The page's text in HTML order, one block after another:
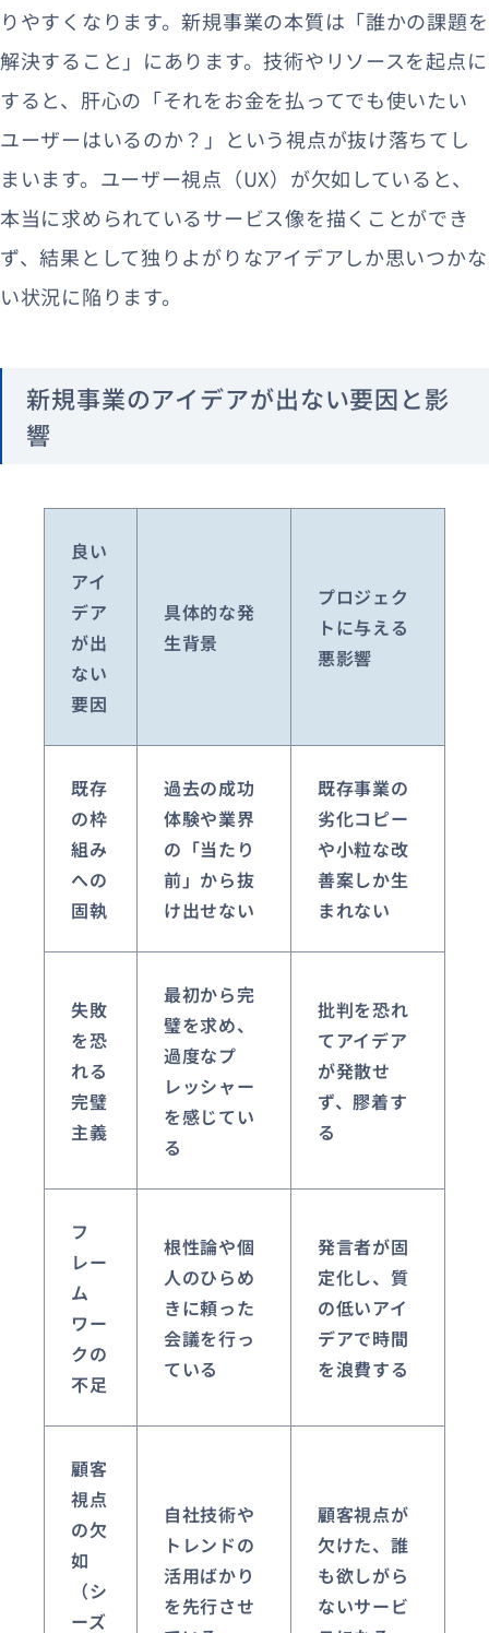
りやすくなります。新規事業の本質は「誰かの課題を
解決すること」にあります。技術やリソースを起点に
すると、肝心の「それをお金を払ってでも使いたい
ユーザーはいるのか？」という視点が抜け落ちてし
まいます。ユーザー視点（UX）が欠如していると、
本当に求められているサービス像を描くことができ
ず、結果として独りよがりなアイデアしか思いつかな
い状況に陥ります。
新規事業のアイデアが出ない要因と影
響
良い
アイ
デア
が出
ない
要因
具体的な発
生背景
プロジェク
トに与える
悪影響
既存
の枠
組み
への
固執
過去の成功
体験や業界
の「当たり
前」から抜
け出せない
既存事業の
劣化コピー
や小粒な改
善案しか生
まれない
失敗
を恐
れる
完璧
主義
最初から完
璧を求め、
過度なプ
レッシャー
を感じてい
る
批判を恐れ
てアイデア
が発散せ
ず、膠着す
る
フ
レー
ム
ワー
クの
不足
根性論や個
人のひらめ
きに頼った
会議を行っ
ている
発言者が固
定化し、質
の低いアイ
デアで時間
を浪費する
顧客
視点
の欠
如
（シ
ーズ
自社技術や
トレンドの
活用ばかり
を先行させ
顧客視点が
欠けた、誰
も欲しがら
ないサービ